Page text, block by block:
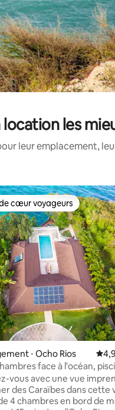
les
leur emplacement,
la base de 137
cœur voyageurs
cœur voyageurs
⋅ Ocho Rios
face à l'océan,
option, près d'Ocho Rios
vous avec une vue
des Caraïbes dans cette
4 chambres en bord de